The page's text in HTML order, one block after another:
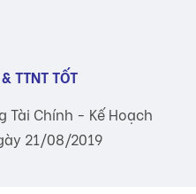
TTNT TỐT
Tài Chính - Kế Hoạch
21/08/2019